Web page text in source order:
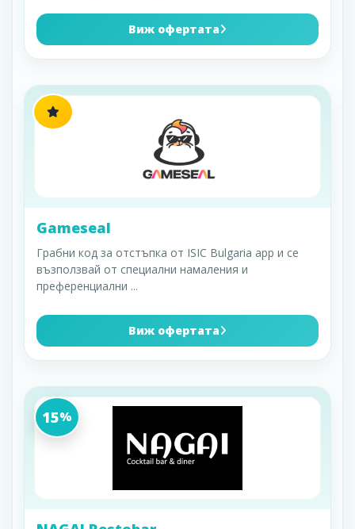
Виж офертата
Gameseal
Грабни код за отстъпка от ISIC Bulgaria app и се
възползвай от специални намаления и
преференциални ...
Виж офертата
15%